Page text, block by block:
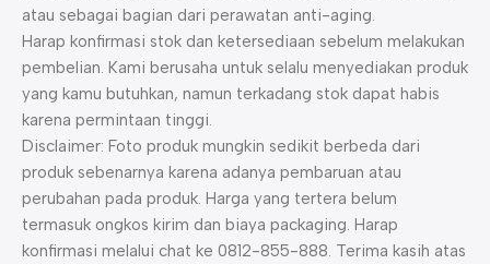
atau sebagai bagian dari perawatan anti-aging.
Harap konfirmasi stok dan ketersediaan sebelum melakukan
pembelian. Kami berusaha untuk selalu menyediakan produk
yang kamu butuhkan, namun terkadang stok dapat habis
karena permintaan tinggi.
Disclaimer: Foto produk mungkin sedikit berbeda dari
produk sebenarnya karena adanya pembaruan atau
perubahan pada produk. Harga yang tertera belum
termasuk ongkos kirim dan biaya packaging. Harap
konfirmasi melalui chat ke 0812-855-888. Terima kasih atas